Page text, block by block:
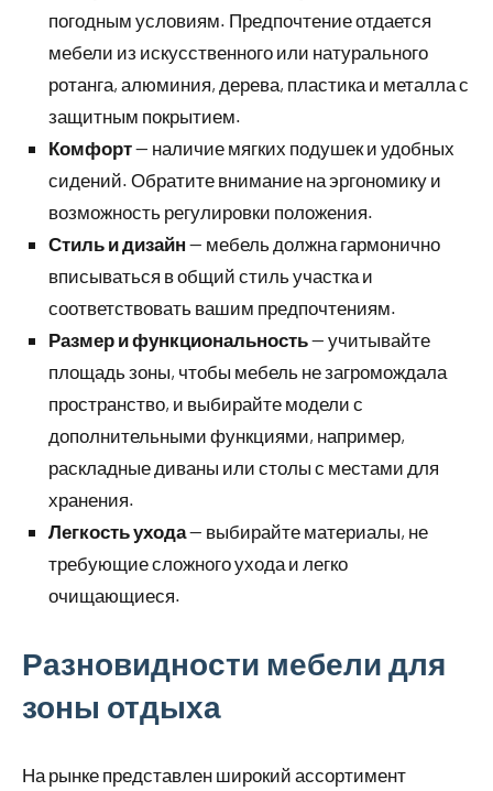
погодным условиям. Предпочтение отдается
мебели из искусственного или натурального
ротанга, алюминия, дерева, пластика и металла с
защитным покрытием.
Комфорт— наличие мягких подушек и удобных
сидений. Обратите внимание на эргономику и
возможность регулировки положения.
Стиль и дизайн — мебель должна гармонично
вписываться в общий стиль участка и
соответствовать вашим предпочтениям.
Размер и функциональность— учитывайте
площадь зоны, чтобы мебель не загромождала
пространство, и выбирайте модели с
дополнительными функциями, например,
раскладные диваны или столы с местами для
хранения.
Легкость ухода— выбирайте материалы, не
требующие сложного ухода и легко
очищающиеся.
Разновидности мебели для
зоны отдыха
На рынке представлен широкий ассортимент